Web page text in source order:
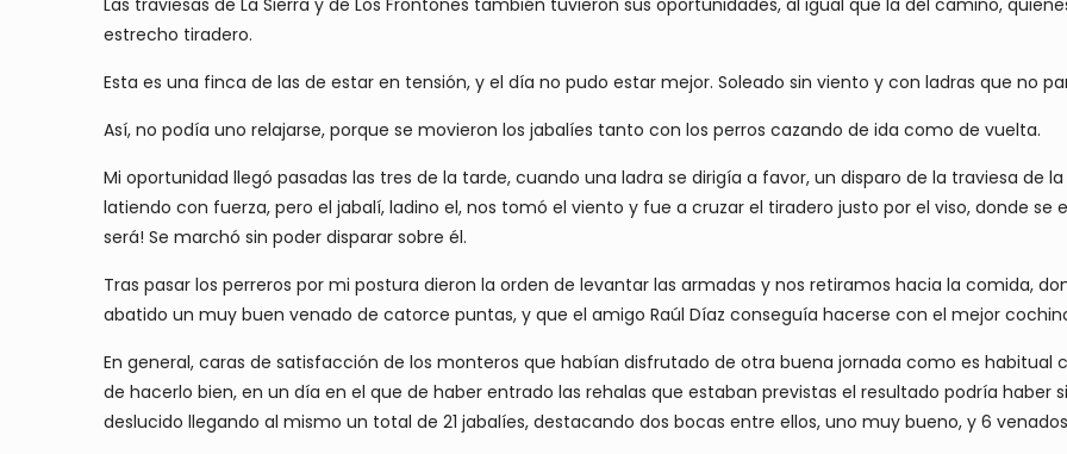
Las traviesas de La Sierra y de Los Frontones también tuvieron sus oportunidades, al igual que la del camino,
estrecho tiradero.
Esta es una finca de las de estar en tensión, y el día no pudo estar mejor. Soleado sin viento y con ladras que no
Así, no podía uno relajarse, porque se movieron los jabalíes tanto con los perros cazando de ida como de vuelta.
Mi oportunidad llegó pasadas las tres de la tarde, cuando una ladra se dirigía a favor, un disparo de la traviesa de
latiendo con fuerza, pero el jabalí, ladino el, nos tomó el viento y fue a cruzar el tiradero justo por el viso, donde se
será! Se marchó sin poder disparar sobre él.
Tras pasar los perreros por mi postura dieron la orden de levantar las armadas y nos retiramos hacia la comida,
abatido un muy buen venado de catorce puntas, y que el amigo Raúl Díaz conseguía hacerse con el mejor
En general, caras de satisfacción de los monteros que habían disfrutado de otra buena jornada como es habitual
de hacerlo bien, en un día en el que de haber entrado las rehalas que estaban previstas el resultado podría haber
deslucido llegando al mismo un total de 21 jabalíes, destacando dos bocas entre ellos, uno muy bueno, y 6